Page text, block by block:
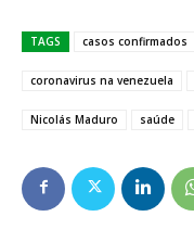
TAGS casos confirmados
coronavirus na venezuela
Nicolás Maduro saúde